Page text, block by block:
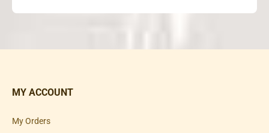
MY ACCOUNT
My Orders